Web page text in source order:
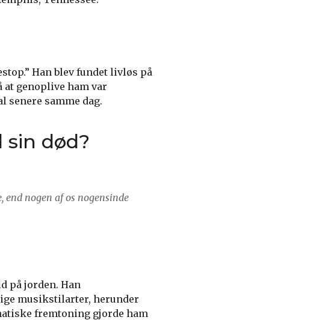
Han blev fundet livløs på
genoplive ham var
samme dag.
sin død?
end nogen af os nogensinde
på jorden. Han
musikstilarter, herunder
fremtoning gjorde ham